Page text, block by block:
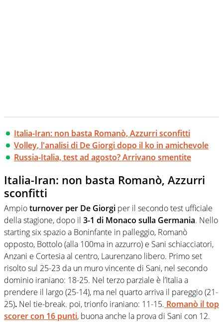
Italia-Iran: non basta Romanò, Azzurri sconfitti
Volley, l'analisi di De Giorgi dopo il ko in amichevole
Russia-Italia, test ad agosto? Arrivano smentite
Italia-Iran: non basta Romanò, Azzurri
sconfitti
Ampioturnover per De Giorgi per il secondo test ufficiale
della stagione, dopo il 3-1 di Monaco sulla Germania. Nello
starting six spazio a Boninfante in palleggio, Romanò
opposto, Bottolo (alla 100ma in azzurro) e Sani schiacciatori,
Anzani e Cortesia al centro, Laurenzano libero. Primo set
risolto sul 25-23 da un muro vincente di Sani, nel secondo
dominio iraniano: 18-25. Nel terzo parziale è l’Italia a
prendere il largo (25-14), ma nel quarto arriva il pareggio (21-
25). Nel tie-break. poi, trionfo iraniano: 11-15. Romanò il top
scorer con 16 punti, buona anche la prova di Sani con 12.